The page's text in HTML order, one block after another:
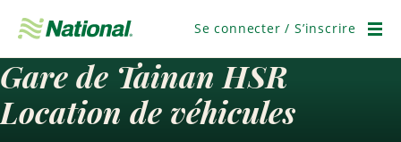
navigation
Se connecter / S’inscrire
Gare de Tainan HSR
Location de véhicules